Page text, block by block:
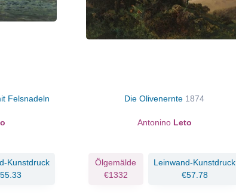
Felsnadeln
Kunstdruck
Die Olivenernte 1874
Antonino Leto
Ölgemälde
€1332
Leinwand-Kunstdruck
€57.78